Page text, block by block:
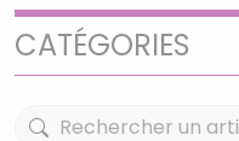
CATÉGORIES